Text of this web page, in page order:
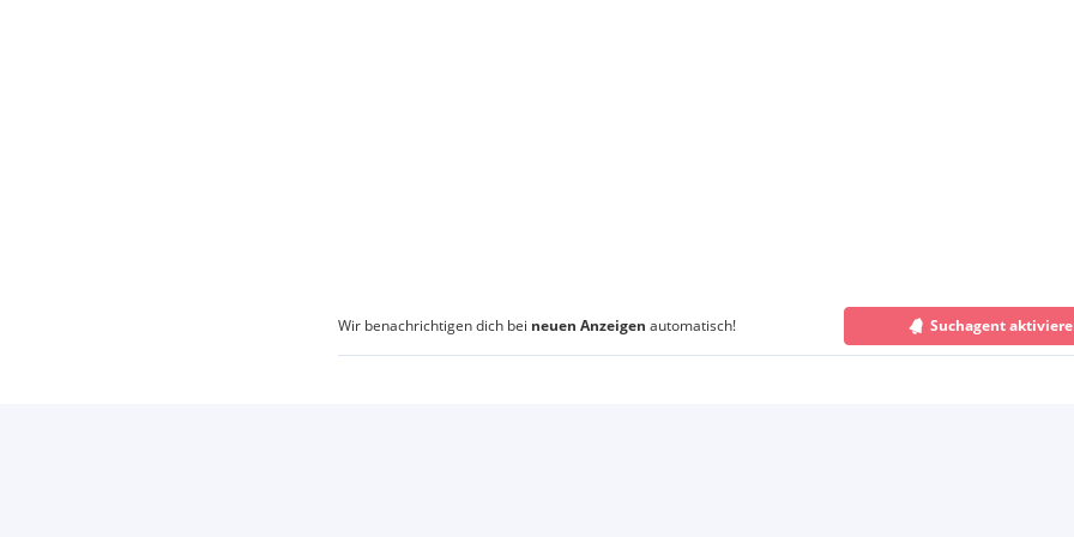
Wir benachrichtigen dich bei neuen Anzeigen automatisch! Suchagent